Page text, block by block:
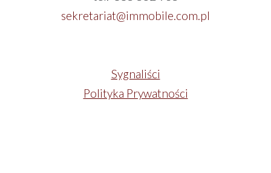
sekretariat@immobile.com.pl
Sygnaliści
Polityka Prywatności